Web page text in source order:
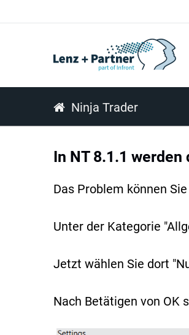
Ninja Trader
In NT 8.1.1
Das Problem können
Unter der Kategorie
Jetzt wählen Sie dort
Nach Betätigen von OK